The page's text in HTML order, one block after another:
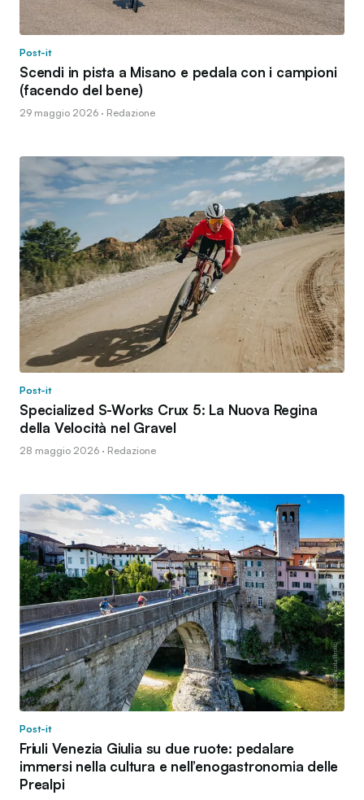
Post-it
Scendi in pista a Misano e pedala con i campioni
(facendo del bene)
29 maggio 2026 · Redazione
Post-it
Specialized S-Works Crux 5: La Nuova Regina
della Velocità nel Gravel
28 maggio 2026 · Redazione
Post-it
Friuli Venezia Giulia su due ruote: pedalare
immersi nella cultura e nell’enogastronomia delle
Prealpi